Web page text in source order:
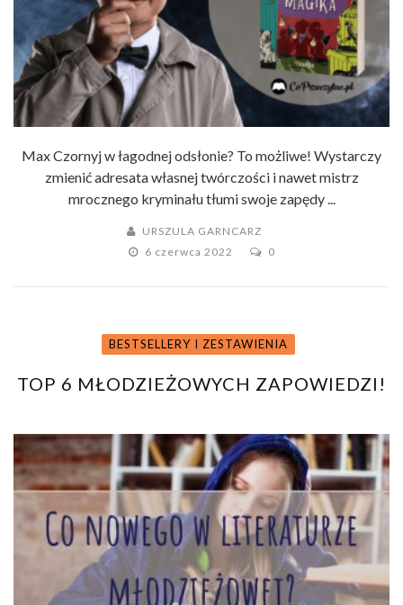
Max Czornyj w łagodnej odsłonie? To możliwe! Wystarczy
zmienić adresata własnej twórczości i nawet mistrz
mrocznego kryminału tłumi swoje zapędy ...
URSZULA GARNCARZ
6 czerwca 2022
0
BESTSELLERY I ZESTAWIENIA
TOP 6 MŁODZIEŻOWYCH ZAPOWIEDZI!